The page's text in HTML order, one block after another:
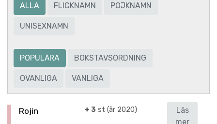
ALLA FLICKNAMN POJKNAMN
UNISEXNAMN
POPULÄRA BOKSTAVSORDNING
OVANLIGA VANLIGA
Rojin + 3 st (år 2020)
Läs
mer